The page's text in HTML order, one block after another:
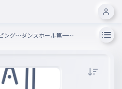
ング〜ダンスホール第一〜